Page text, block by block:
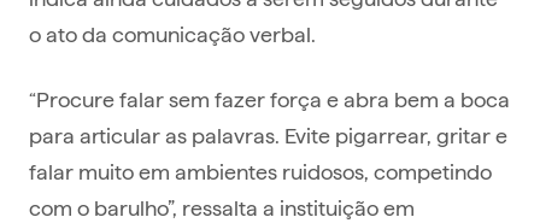
o ato da comunicação verbal.
“Procure falar sem fazer força e abra bem a boca
para articular as palavras. Evite pigarrear, gritar e
falar muito em ambientes ruidosos, competindo
com o barulho”, ressalta a instituição em